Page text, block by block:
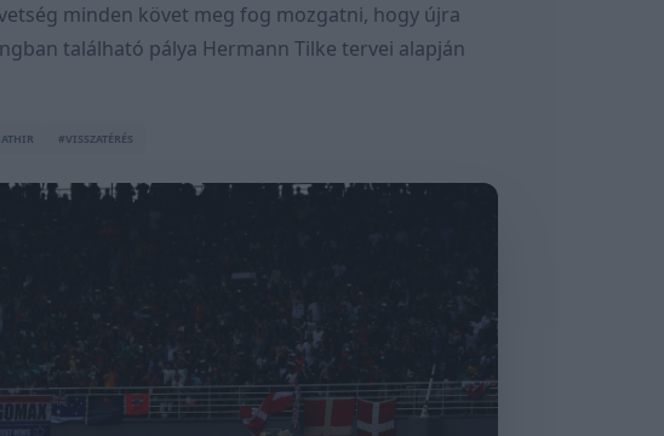
minden követ meg fog mozgatni, hogy újra
található pálya Hermann Tilke tervei alapján
#VISSZATÉRÉS